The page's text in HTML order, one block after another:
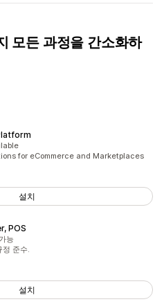
모든 과정을 간소화하
for eCommerce and Marketplaces
설치
POS
능
정 준수.
설치